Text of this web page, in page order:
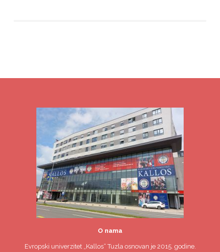
O nama
Evropski univerzitet„Kallos“ Tuzla osnovan je 2015. godine.